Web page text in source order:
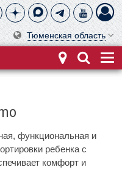
Тюменская область
функциональная и
ребенка с
комфорт и